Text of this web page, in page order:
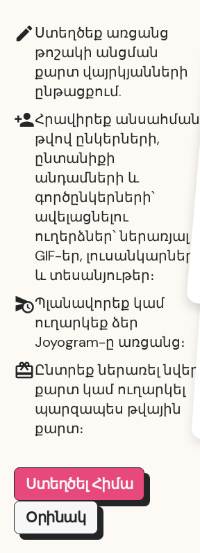
Ստեղծեք առցանց
թոշակի անցման
քարտ վայրկյանների
ընթացքում.
Հրավիրեք անսահման
թվով ընկերների,
ընտանիքի
անդամների և
գործընկերների՝
ավելացնելու
ուղերձներ՝ ներառյալ
GIF-եր, լուսանկարներ
և տեսանյութեր։
Պլանավորեք կամ
ուղարկեք ձեր
Joyogram-ը առցանց։
Ընտրեք ներառել նվեր
քարտ կամ ուղարկել
պարզապես թվային
քարտ։
Ստեղծել Հիմա
Օրինակ